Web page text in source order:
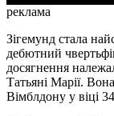
реклама
Зігемунд стала
дебютний
досягнення
Татьяні Марії.
Вімблдону у віці